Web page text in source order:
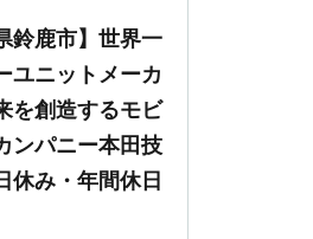
鈴鹿市】世界一
ユニットメーカ
を創造するモビ
ンパニー本田技
休み・年間休日